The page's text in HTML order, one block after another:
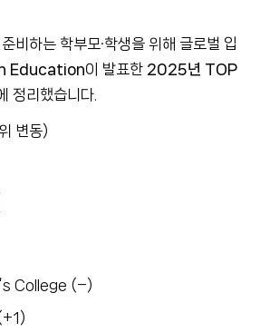
비하는 학부모·학생을 위해 글로벌 입
Education이 발표한 2025년 TOP
정리했습니다.
변동)
College (–)